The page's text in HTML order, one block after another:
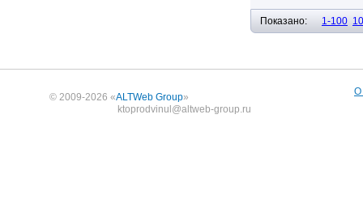
Показано: 1-100
© 2009-2026 «ALTWeb Group»
ktoprodvinul@altweb-group.ru
О